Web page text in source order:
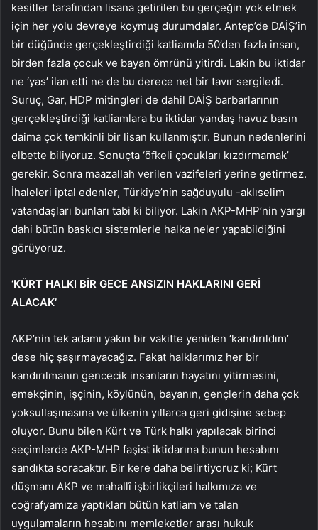
kesitler tarafından lisana getirilen bu gerçeğin yok etmek
için her yolu devreye koymuş durumdalar. Antep’de DAİŞ’in
bir düğünde gerçekleştirdiği katliamda 50’den fazla insan,
birden fazla çocuk ve bayan ömrünü yitirdi. Lakin bu iktidar
ne ‘yas’ ilan etti ne de bu derece net bir tavır sergiledi.
Suruç, Gar, HDP mitingleri de dahil DAİŞ barbarlarının
gerçekleştirdiği katliamlara bu iktidar yandaş havuz basın
daima çok temkinli bir lisan kullanmıştır. Bunun nedenlerini
elbette biliyoruz. Sonuçta ‘öfkeli çocukları kızdırmamak’
gerekir. Sonra maazallah verilen vazifeleri yerine getirmez.
İhaleleri iptal edenler, Türkiye’nin sağduyulu -aklıselim
vatandaşları bunları tabi ki biliyor. Lakin AKP-MHP’nin yargı
dahi bütün baskıcı sistemlerle halka neler yapabildiğini
görüyoruz.
‘KÜRT HALKI BİR GECE ANSIZIN HAKLARINI GERİ
ALACAK’
AKP’nin tek adamı yakın bir vakitte yeniden ‘kandırıldım’
dese hiç şaşırmayacağız. Fakat halklarımız her bir
kandırılmanın gencecik insanların hayatını yitirmesini,
emekçinin, işçinin, köylünün, bayanın, gençlerin daha çok
yoksullaşmasına ve ülkenin yıllarca geri gidişine sebep
oluyor. Bunu bilen Kürt ve Türk halkı yapılacak birinci
seçimlerde AKP-MHP faşist iktidarına bunun hesabını
sandıkta soracaktır. Bir kere daha belirtiyoruz ki; Kürt
düşmanı AKP ve mahallî işbirlikçileri halkımıza ve
coğrafyamıza yaptıkları bütün katliam ve talan
uygulamaların hesabını memleketler arası hukuk